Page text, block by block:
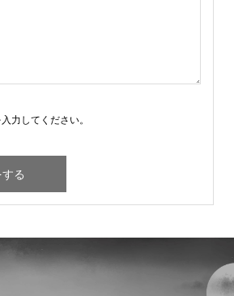
力してください。